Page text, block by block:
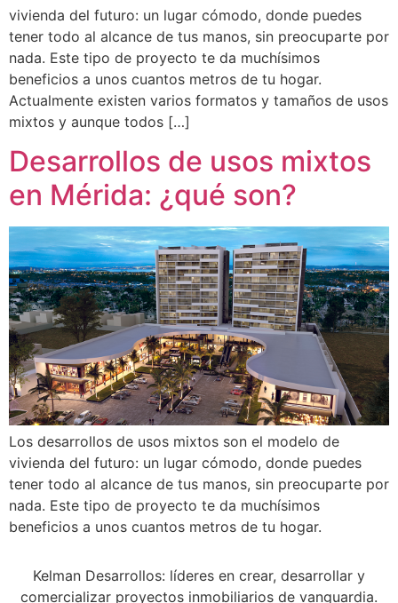
vivienda del futuro: un lugar cómodo, donde puedes
tener todo al alcance de tus manos, sin preocuparte por
nada. Este tipo de proyecto te da muchísimos
beneficios a unos cuantos metros de tu hogar.
Actualmente existen varios formatos y tamaños de usos
mixtos y aunque todos […]
Desarrollos de usos mixtos
en Mérida: ¿qué son?
Los desarrollos de usos mixtos son el modelo de
vivienda del futuro: un lugar cómodo, donde puedes
tener todo al alcance de tus manos, sin preocuparte por
nada. Este tipo de proyecto te da muchísimos
beneficios a unos cuantos metros de tu hogar.
Kelman Desarrollos: líderes en crear, desarrollar y
comercializar proyectos inmobiliarios de vanguardia.